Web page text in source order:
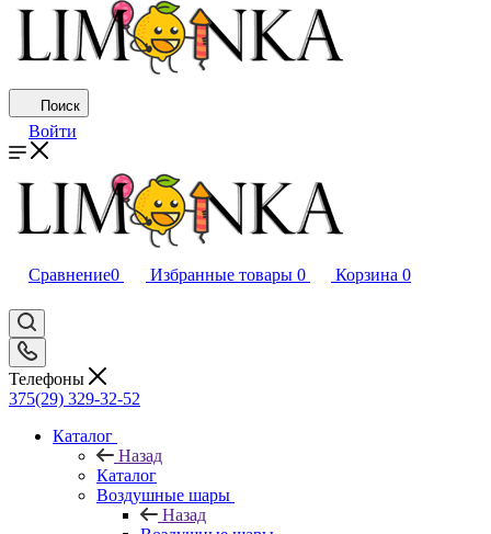
Поиск
Войти
Сравнение0 Избранные товары 0 Корзина 0
Телефоны
375(29) 329-32-52
Каталог
Назад
Каталог
Воздушные шары
Назад